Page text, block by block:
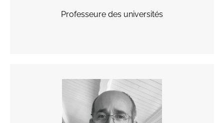
Professeure des universités